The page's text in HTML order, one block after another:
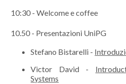
10:30 - Welcome e coffee
10.50 - Presentazioni UniPG
Stefano Bistarelli -
Victor David -
Systems